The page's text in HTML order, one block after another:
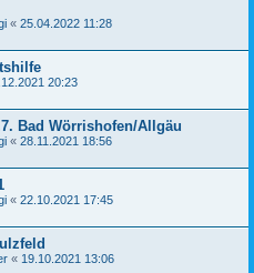
« 25.04.2022 11:28
20:23
Bad Wörrishofen/Allgäu
« 28.11.2021 18:56
« 22.10.2021 17:45
« 19.10.2021 13:06